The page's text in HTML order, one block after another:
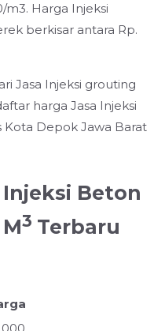
m3. Harga Injeksi
berkisar antara Rp.
Jasa Injeksi grouting
harga Jasa Injeksi
Depok Jawa Barat
Beton
3 Terbaru